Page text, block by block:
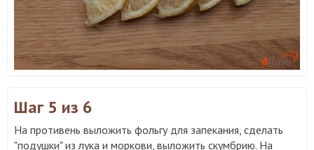
Шаг 5 из 6
На противень выложить фольгу для запекания, сделать
"подушки" из лука и моркови, выложить скумбрию. На